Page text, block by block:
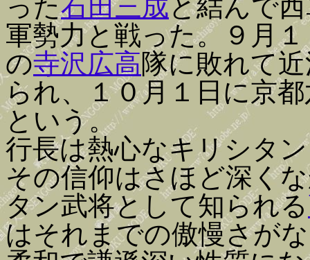
った石田三成と結んで
軍勢力と戦った。９月
の寺沢広高隊に敗れて
られ、１０月１日に京
という。
行長は熱心なキリシタ
その信仰はさほど深く
タン武将として知られる
はそれまでの傲慢さが